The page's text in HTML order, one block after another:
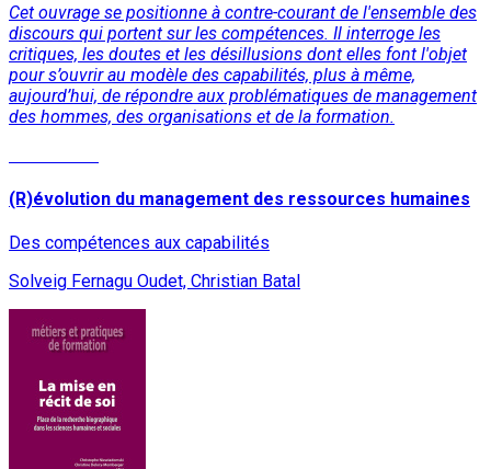
Cet ouvrage se positionne à contre-courant de l'ensemble des
discours qui portent sur les compétences. Il interroge les
critiques, les doutes et les désillusions dont elles font l'objet
pour s’ouvrir au modèle des capabilités, plus à même,
aujourd’hui, de répondre aux problématiques de management
des hommes, des organisations et de la formation.
(R)évolution du management des ressources humaines
Des compétences aux capabilités
Solveig Fernagu Oudet, Christian Batal